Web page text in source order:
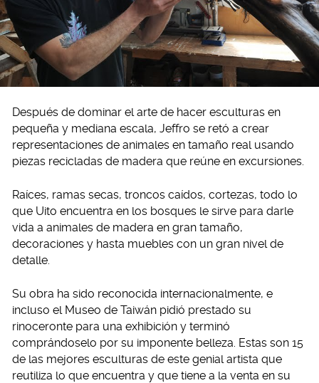
Después de dominar el arte de hacer esculturas en
pequeña y mediana escala, Jeffro se retó a crear
representaciones de animales en tamaño real usando
piezas recicladas de madera que reúne en excursiones.
Raíces, ramas secas, troncos caídos, cortezas, todo lo
que Uito encuentra en los bosques le sirve para darle
vida a animales de madera en gran tamaño,
decoraciones y hasta muebles con un gran nivel de
detalle.
Su obra ha sido reconocida internacionalmente, e
incluso el Museo de Taiwán pidió prestado su
rinoceronte para una exhibición y terminó
comprándoselo por su imponente belleza. Estas son 15
de las mejores esculturas de este genial artista que
reutiliza lo que encuentra y que tiene a la venta en su